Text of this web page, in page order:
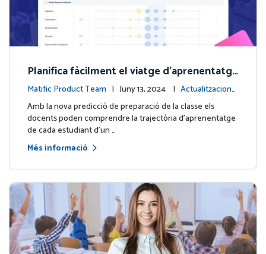
Planifica fàcilment el viatge d'aprenentatge
de cada estudiant amb la nova predicció de
preparació de la classe
Matific Product Team | Juny 13, 2024 | Actualitzacions
de contingut
Amb la nova predicció de preparació de la classe els
docents poden comprendre la trajectòria d'aprenentatge
de cada estudiant d'un …
Més informació